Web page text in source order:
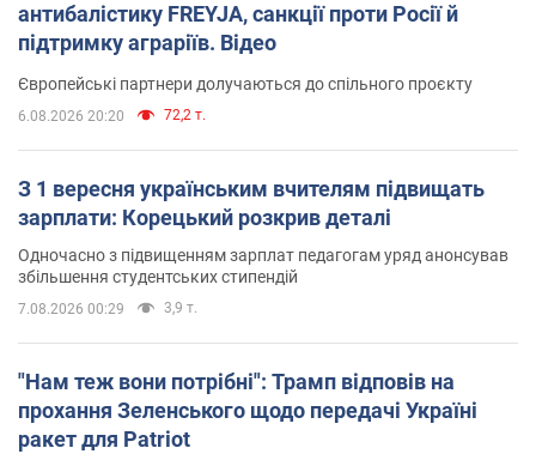
антибалістику FREYJA, санкції проти Росії й
підтримку аграріїв. Відео
Європейські партнери долучаються до спільного проєкту
6.08.2026 20:20 72,2 т.
З 1 вересня українським вчителям підвищать
зарплати: Корецький розкрив деталі
Одночасно з підвищенням зарплат педагогам уряд анонсував
збільшення студентських стипендій
7.08.2026 00:29 3,9 т.
"Нам теж вони потрібні": Трамп відповів на
прохання Зеленського щодо передачі Україні
ракет для Patriot